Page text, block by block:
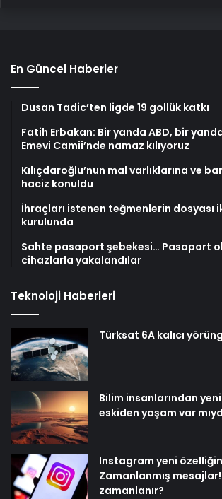
En Güncel Haberler
Dusan Tadic’ten ligde 19 gollük katkı
Fatih Erbakan: Bir yanda ABD, bir
Emevi Camii’nde namaz kılıyoruz
Kılıçdaroğlu’nun mal varlıklarına ve
haciz konuldu
İhraçları istenen teğmenlerin dosyası
kurulunda
Sahte pasaport şebekesi… Pasaport
cihazlarla yakalandılar
Teknoloji Haberleri
Türksat 6A kalıcı
Bilim insanlarından
eskiden yaşam var
Instagram yeni
Zamanlanmış mesajlar!
zamanlanır?